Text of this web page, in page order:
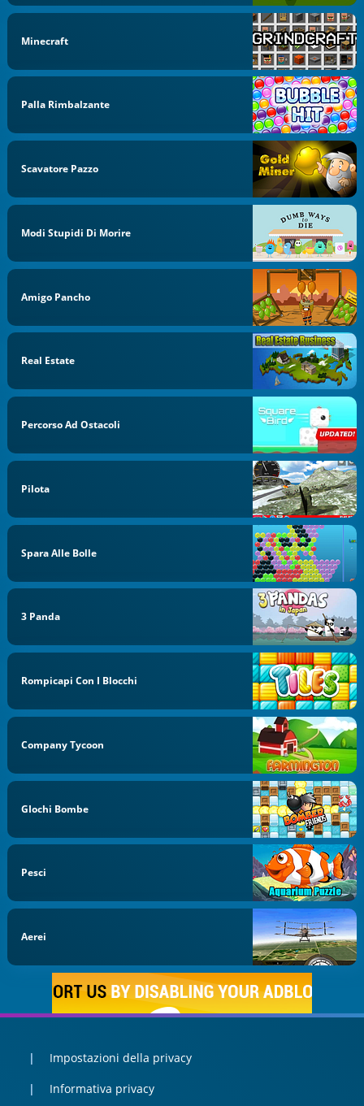
Minecraft
Palla Rimbalzante
Scavatore Pazzo
Modi Stupidi Di Morire
Amigo Pancho
Real Estate
Percorso Ad Ostacoli
Pilota
Spara Alle Bolle
3 Panda
Rompicapi Con I Blocchi
Company Tycoon
GIochi Bombe
Pesci
Aerei
Impostazioni della privacy
Informativa privacy